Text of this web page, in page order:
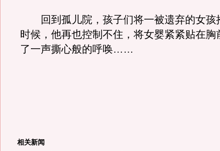
回到孤儿院，孩子们将一被遗弃的女孩
时候，他再也控制不住，将女婴紧紧贴在胸
了一声撕心般的呼唤……
相关新闻